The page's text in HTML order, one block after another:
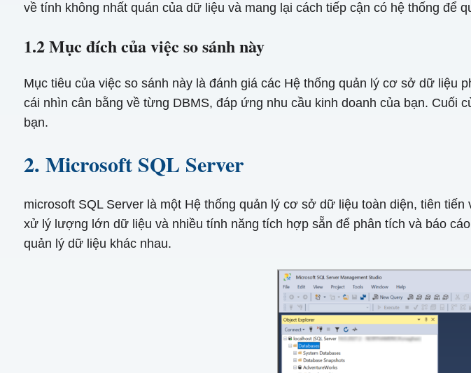
về tính không nhất quán của dữ liệu và mang lại cách tiếp cận có hệ thống để
1.2 Mục đích của việc so sánh này
Mục tiêu của việc so sánh này là đánh giá các Hệ thống quản lý cơ sở dữ
cái nhìn cân bằng về từng DBMS, đáp ứng nhu cầu kinh doanh của bạn. Cuối
bạn.
2. Microsoft SQL Server
microsoft SQL Server là một Hệ thống quản lý cơ sở dữ liệu toàn diện, tiên
xử lý lượng lớn dữ liệu và nhiều tính năng tích hợp sẵn để phân tích và báo
quản lý dữ liệu khác nhau.